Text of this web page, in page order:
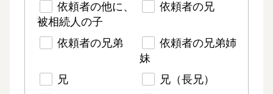
依頼者の他に、
被相続人の子
依頼者の兄
依頼者の兄弟
依頼者の兄弟姉
妹
兄
兄（長兄）